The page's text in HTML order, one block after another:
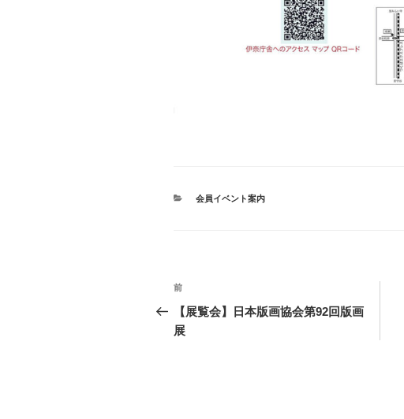
カ
会員イベント案内
投
稿
ナ
過
去
の
前
【展覧会】日本版画協会第92回版画
展